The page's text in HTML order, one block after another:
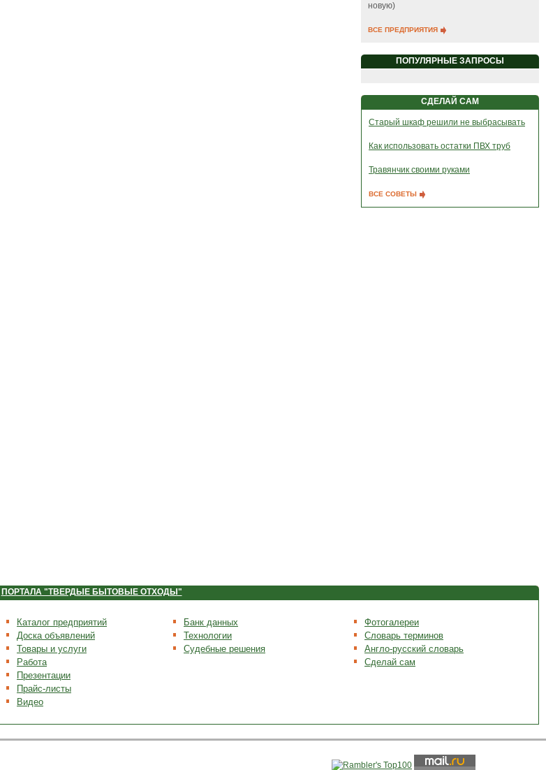
новую)
ВСЕ ПРЕДПРИЯТИЯ
ПОПУЛЯРНЫЕ ЗАПРОСЫ
СДЕЛАЙ САМ
Старый шкаф решили не выбрасывать
Как использовать остатки ПВХ труб
Травянчик своими руками
ВСЕ СОВЕТЫ
ПОРТАЛА "ТВЕРДЫЕ БЫТОВЫЕ ОТХОДЫ"
Каталог предприятий
Доска объявлений
Товары и услуги
Работа
Презентации
Прайс-листы
Видео
Банк данных
Технологии
Судебные решения
Фотогалереи
Словарь терминов
Англо-русский словарь
Сделай сам